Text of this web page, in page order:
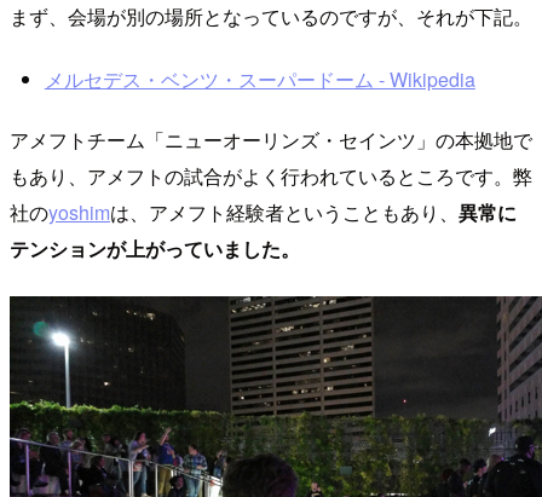
まず、会場が別の場所となっているのですが、それが下記。
メルセデス・ベンツ・スーパードーム - Wikipedia
アメフトチーム「ニューオーリンズ・セインツ」の本拠地で
もあり、アメフトの試合がよく行われているところです。弊
社のyoshimは、アメフト経験者ということもあり、 異常に
テンションが上がっていました。